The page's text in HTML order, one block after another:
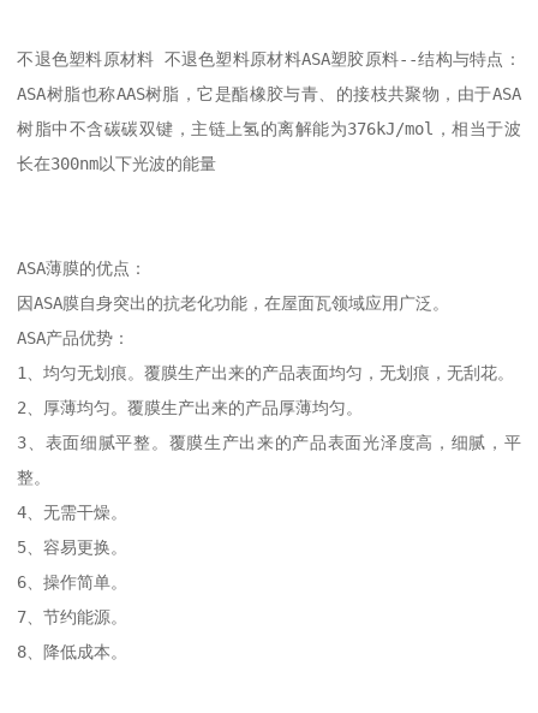
不退色塑料原材料 不退色塑料原材料ASA塑胶原料--结构与特点：
ASA树脂也称AAS树脂，它是酯橡胶与青、的接枝共聚物，由于ASA
树脂中不含碳碳双键，主链上氢的离解能为376kJ/mol，相当于波
长在300nm以下光波的能量
ASA薄膜的优点：
因ASA膜自身突出的抗老化功能，在屋面瓦领域应用广泛。
ASA产品优势：
1、均匀无划痕。覆膜生产出来的产品表面均匀，无划痕，无刮花。
2、厚薄均匀。覆膜生产出来的产品厚薄均匀。
3、表面细腻平整。覆膜生产出来的产品表面光泽度高，细腻，平
整。
4、无需干燥。
5、容易更换。
6、操作简单。
7、节约能源。
8、降低成本。